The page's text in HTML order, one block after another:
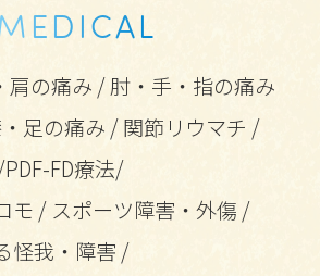
肩の痛み /肘・手・指の痛み
足の痛み /関節リウマチ /
PDF-FD療法/
モ / スポーツ障害・外傷 /
怪我・障害 /